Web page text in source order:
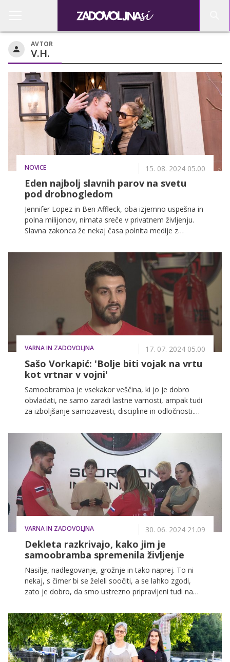
AVTOR
V.H.
NOVICE 15. 08. 2024 05.00
Eden najbolj slavnih parov na svetu
pod drobnogledom
Jennifer Lopez in Ben Affleck, oba izjemno uspešna in
polna milijonov, nimata sreče v privatnem življenju.
Slavna zakonca že nekaj časa polnita medije z
bivših, s fotografijami kislih obrazov, z ignoriranjem
drug drugega, z razhodi, s skorajšnjo ločitvijo in
podobno. In to po tem, ko sta se po skoraj dvajsetih
letih znova našla in se tako rekoč čez noč poročila,
nikjer drugje kot v razvpitem Las Vegasu.
VARNA IN ZADOVOLJNA 17. 07. 2024 05.00
Sašo Vorkapić: 'Bolje biti vojak na vrtu
kot vrtnar v vojni'
Samoobramba je vsekakor veščina, ki jo je dobro
obvladati, ne samo zaradi lastne varnosti, ampak tudi
za izboljšanje samozavesti, discipline in odločnosti.
poznanih borilnih veščin, ki jih lahko kadar koli
uporabimo za učinkovito obrambo. Ob tej priložnosti
smo obiskali tudi klub borilnih veščin Scorpion gym v
Novem mestu, kjer smo izvedeli še marsikaj
zanimivega, več o tem pa v nadaljevanju.
VARNA IN ZADOVOLJNA 30. 06. 2024 21.09
Dekleta razkrivajo, kako jim je
samoobramba spremenila življenje
Nasilje, nadlegovanje, grožnje in tako naprej. To ni
nekaj, s čimer bi se želeli soočiti, a se lahko zgodi,
zato je dobro, da smo ustrezno pripravljeni tudi na
eden od boljših načinov, s katerim se lahko zaščitimo
in izboljšamo občutek varnosti v vsakdanjem življenju.
Gre za celostno izkušnjo, ki nas nauči, kako se braniti,
postavljati meje in ostati zbran in samozavesten, ko
je to najbolj potrebno.